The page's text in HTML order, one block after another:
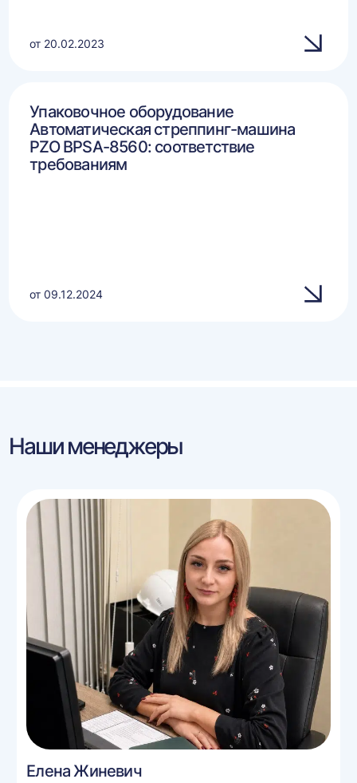
от 20.02.2023
Упаковочное оборудование
Автоматическая стреппинг-машина
PZO BPSA-8560: соответствие
требованиям
от 09.12.2024
Наши менеджеры
Елена Жиневич